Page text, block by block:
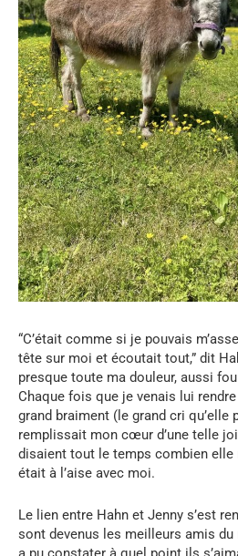
“C’était comme si je pouvais
tête sur moi et écoutait tout,” dit
presque toute ma douleur, aussi
Chaque fois que je venais lui
grand braiment (le grand cri qu’elle
remplissait mon cœur d’une telle
disaient tout le temps combien elle
était à l’aise avec moi.
Le lien entre Hahn et Jenny s’est
sont devenus les meilleurs amis